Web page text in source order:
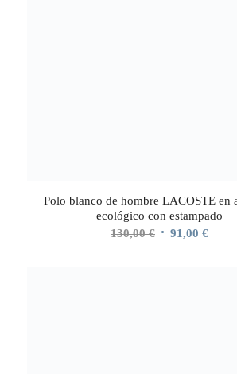
Polo blanco de hombre LACOSTE en
ecológico con estampado
130,00€ El 91,00 €El